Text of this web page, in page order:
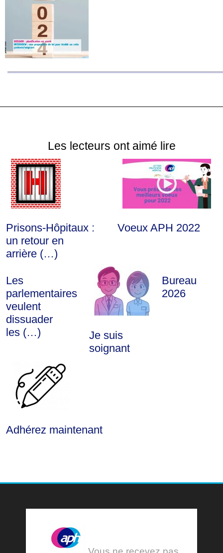
Les lecteurs ont aimé lire
Prisons-Hôpitaux :
un retour en
arrière (…)
Voeux APH 2022
Les
parlementaires
veulent
dissuader
les (…)
Je suis
soignant
Bureau
2026
Adhérez maintenant